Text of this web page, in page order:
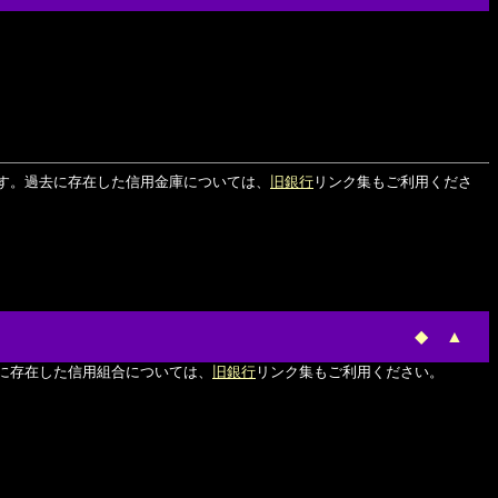
過去に存在した信用金庫については、 旧銀行 リンク集もご利用くださ
◆ ▲
在した信用組合については、 旧銀行 リンク集もご利用ください。